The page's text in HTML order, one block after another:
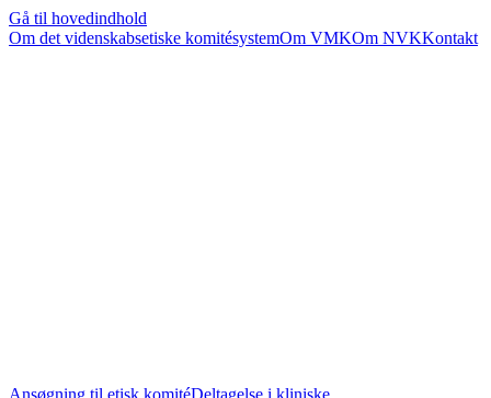
Gå til hovedindhold
Om det videnskabsetiske komitésystemOm VMKOm NVKKontakt